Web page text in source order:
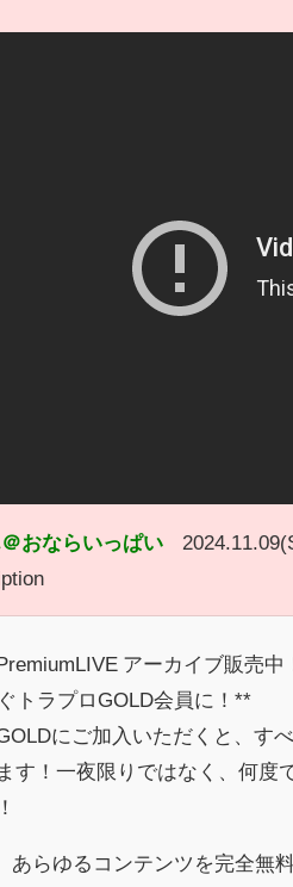
おならいっぱい
アーカイブ販売中
トラプロGOLD会員に！**
にご加入いただくと、す
す！一夜限りではなく、何度
あらゆるコンテンツを完全無